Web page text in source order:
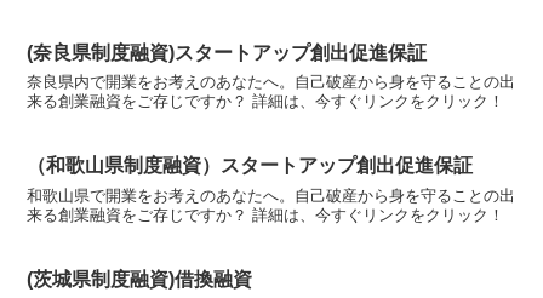
(奈良県制度融資)スタートアップ創出促進保証
奈良県内で開業をお考えのあなたへ。自己破産から身を守ることの出
来る創業融資をご存じですか？ 詳細は、今すぐリンクをクリック！
（和歌山県制度融資）スタートアップ創出促進保証
和歌山県で開業をお考えのあなたへ。自己破産から身を守ることの出
来る創業融資をご存じですか？ 詳細は、今すぐリンクをクリック！
(茨城県制度融資)借換融資